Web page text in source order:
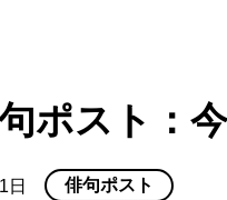
ポスト：
日 俳句ポスト